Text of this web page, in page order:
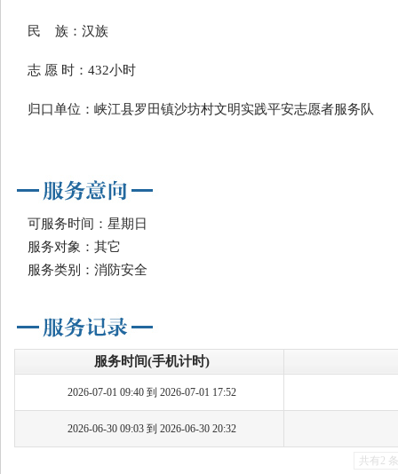
民 族：汉族
志 愿 时：432小时
归口单位：峡江县罗田镇沙坊村文明实践平安志愿者服务队
可服务时间：星期日
服务对象：其它
服务类别：消防安全